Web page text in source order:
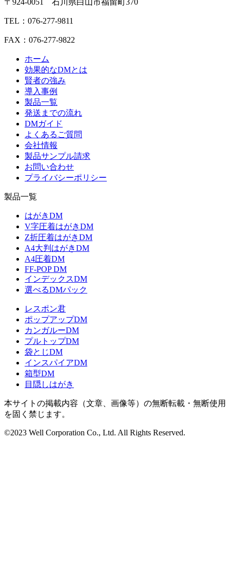
TEL：076-277-9811
FAX：076-277-9822
ホーム
効果的なDMとは
賢者の強み
導入事例
製品一覧
発送までの流れ
DMガイド
よくあるご質問
会社情報
製品サンプル請求
お問い合わせ
プライバシーポリシー
製品一覧
はがきDM
V字圧着はがきDM
Z折圧着はがきDM
A4大判はがきDM
A4圧着DM
FF-POP DM
インデックスDM
選べるDMパック
レスポン君
ポップアップDM
カンガルーDM
プルトップDM
袋とじDM
インスパイアDM
箱型DM
目隠しはがき
本サイトの掲載内容（文章、画像等）の無断転載・無断使用
を固く禁じます。
©2023 Well Corporation Co., Ltd. All Rights Reserved.